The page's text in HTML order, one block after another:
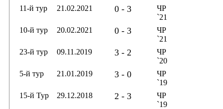
11-й тур
21.02.2021 0 - 3
ЧР
`21
10-й тур
20.02.2021 0 - 3
ЧР
`21
23-й тур
09.11.2019 3 - 2
ЧР
`20
5-й тур
21.01.2019 3 - 0
ЧР
`19
15-й Тур
29.12.2018 2 - 3
ЧР
`19